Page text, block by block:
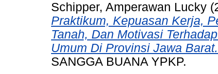
Schipper, Amperawan Lucky
Praktikum, Kepuasan Kerja,
Tanah, Dan Motivasi
Umum Di Provinsi Jawa Barat.
SANGGA BUANA YPKP.